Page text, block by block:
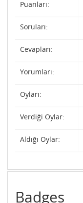
Puanları:
Soruları:
Cevapları:
Yorumları:
Oyları:
Verdiği Oylar:
Aldığı Oylar:
Badges